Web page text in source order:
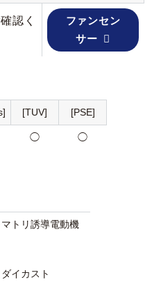
認く
ファンセン
サー
[TUV] [PSE]
◯ ◯
トリ誘導電動機
イカスト